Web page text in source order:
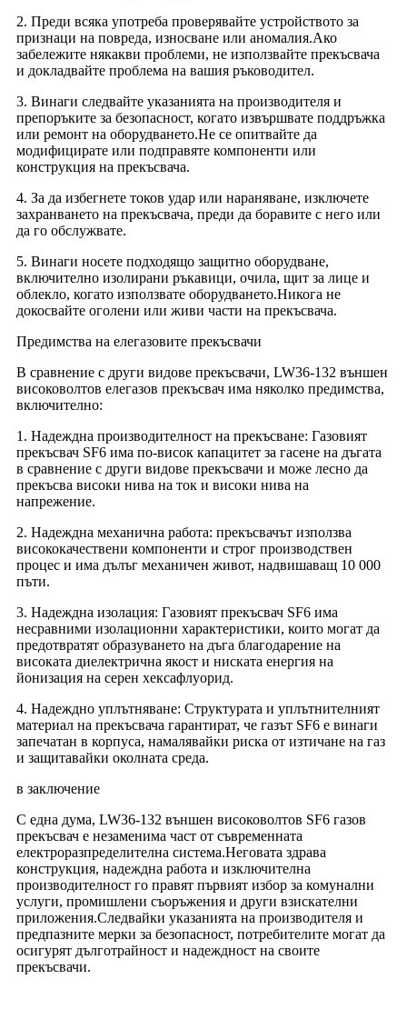
2. Преди всяка употреба проверявайте устройството за
признаци на повреда, износване или аномалия.Ако
забележите някакви проблеми, не използвайте прекъсвача
и докладвайте проблема на вашия ръководител.
3. Винаги следвайте указанията на производителя и
препоръките за безопасност, когато извършвате поддръжка
или ремонт на оборудването.Не се опитвайте да
модифицирате или подправяте компоненти или
конструкция на прекъсвача.
4. За да избегнете токов удар или нараняване, изключете
захранването на прекъсвача, преди да боравите с него или
да го обслужвате.
5. Винаги носете подходящо защитно оборудване,
включително изолирани ръкавици, очила, щит за лице и
облекло, когато използвате оборудването.Никога не
докосвайте оголени или живи части на прекъсвача.
Предимства на елегазовите прекъсвачи
В сравнение с други видове прекъсвачи, LW36-132 външен
високоволтов елегазов прекъсвач има няколко предимства,
включително:
1. Надеждна производителност на прекъсване: Газовият
прекъсвач SF6 има по-висок капацитет за гасене на дъгата
в сравнение с други видове прекъсвачи и може лесно да
прекъсва високи нива на ток и високи нива на
напрежение.
2. Надеждна механична работа: прекъсвачът използва
висококачествени компоненти и строг производствен
процес и има дълъг механичен живот, надвишаващ 10 000
пъти.
3. Надеждна изолация: Газовият прекъсвач SF6 има
несравними изолационни характеристики, които могат да
предотвратят образуването на дъга благодарение на
високата диелектрична якост и ниската енергия на
йонизация на серен хексафлуорид.
4. Надеждно уплътняване: Структурата и уплътнителният
материал на прекъсвача гарантират, че газът SF6 е винаги
запечатан в корпуса, намалявайки риска от изтичане на газ
и защитавайки околната среда.
в заключение
С една дума, LW36-132 външен високоволтов SF6 газов
прекъсвач е незаменима част от съвременната
електроразпределителна система.Неговата здрава
конструкция, надеждна работа и изключителна
производителност го правят първият избор за комунални
услуги, промишлени съоръжения и други взискателни
приложения.Следвайки указанията на производителя и
предпазните мерки за безопасност, потребителите могат да
осигурят дълготрайност и надеждност на своите
прекъсвачи.